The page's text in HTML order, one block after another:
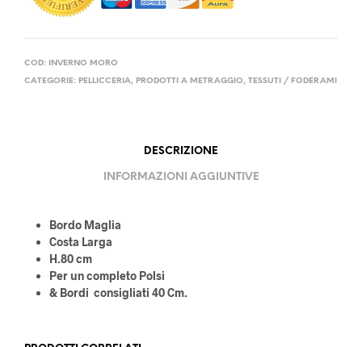
COD:
INVERNO MORO
CATEGORIE: PELLICCERIA, PRODOTTI A METRAGGIO, TESSUTI / FODERAMI
DESCRIZIONE
INFORMAZIONI AGGIUNTIVE
Bordo Maglia
Costa Larga
H.80 cm
Per un completo Polsi
& Bordi consigliati 40 Cm.